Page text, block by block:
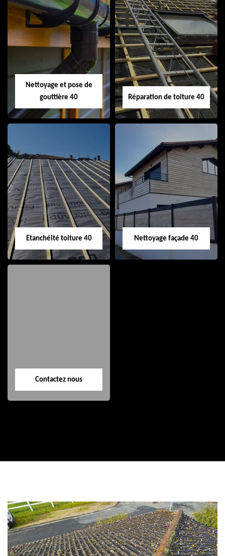
Isolation de toiture
40
Peinture sur tuile
40
Nettoyage et pose de
gouttière 40
Nettoyage et pose
de gouttière 40
Réparation de toiture 40
Réparation de
toiture 40
Etanchéité toiture 40 Nettoyage façade 40
Contactez nous